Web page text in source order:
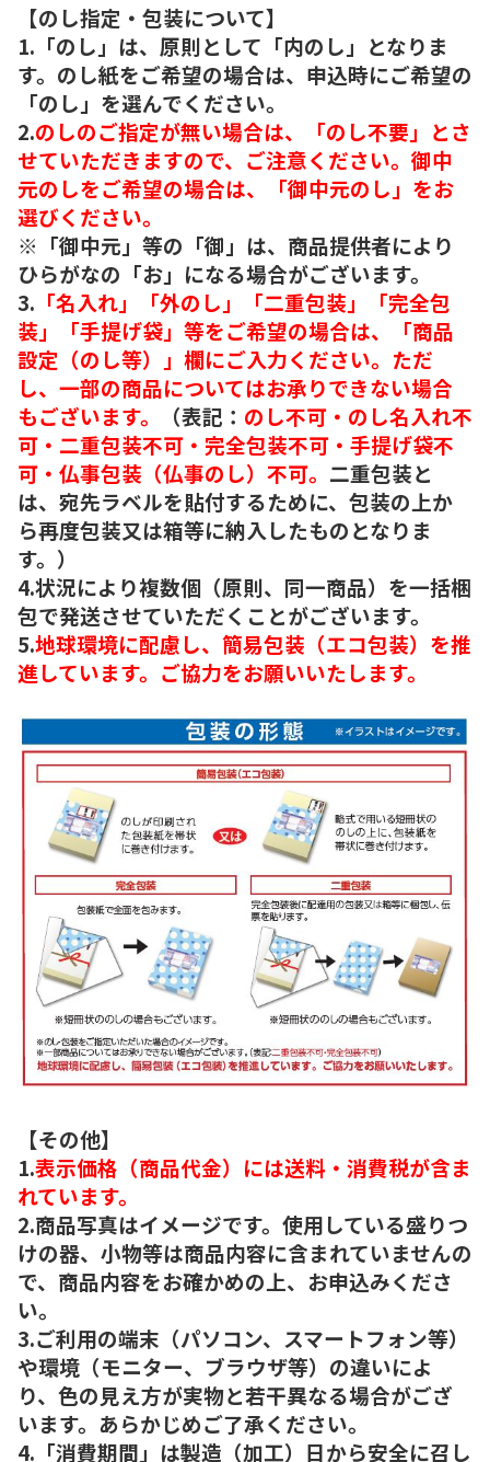
【のし指定・包装について】
1.「のし」は、原則として「内のし」となりま
す。のし紙をご希望の場合は、申込時にご希望の
「のし」を選んでください。
2.のしのご指定が無い場合は、「のし不要」とさ
せていただきますので、ご注意ください。御中
元のしをご希望の場合は、「御中元のし」をお
選びください。
※「御中元」等の「御」は、商品提供者により
ひらがなの「お」になる場合がございます。
3. 「名入れ」「外のし」「二重包装」「完全包
装」「手提げ袋」等をご希望の場合は、「商品
設定（のし等）」欄にご入力ください。ただ
し、一部の商品についてはお承りできない場合
もございます。
（表記： のし不可・のし名入れ不
可・二重包装不可・完全包装不可・手提げ袋不
可・仏事包装（仏事のし）不可。 二重包装と
は、宛先ラベルを貼付するために、包装の上か
ら再度包装又は箱等に納入したものとなりま
す。）
4.状況により複数個（原則、同一商品）を一括梱
包で発送させていただくことがございます。
5.地球環境に配慮し、簡易包装（エコ包装）を推
進しています。ご協力をお願いいたします。
【その他】
1.表示価格（商品代金）には送料・消費税が含ま
れています。
2.商品写真はイメージです。使用している盛りつ
けの器、小物等は商品内容に含まれていませんの
で、商品内容をお確かめの上、お申込みくださ
い。
3.ご利用の端末（パソコン、スマートフォン等）
や環境（モニター、ブラウザ等）の違いによ
り、色の見え方が実物と若干異なる場合がござ
います。あらかじめご了承ください。
4.「消費期間」は製造（加工）日から安全に召し